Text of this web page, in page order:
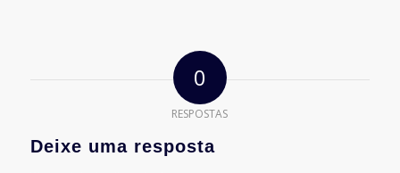
0
RESPOSTAS
Deixe uma resposta